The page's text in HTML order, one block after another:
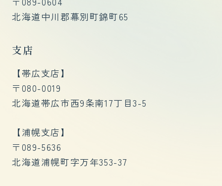
北海道中川郡幕別町錦町65
支店
【帯広支店】
〒080-0019
北海道帯広市西9条南17丁目3-5
​【浦幌支店】
〒089-5636
北海道浦幌町字万年353-37